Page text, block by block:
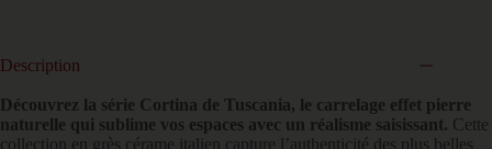
Description
Découvrez la série Cortina de Tuscania, le carrelage effet pierre
naturelle qui sublime vos espaces avec un réalisme saisissant. Cette
collection en grès cérame italien capture l’authenticité des plus belles